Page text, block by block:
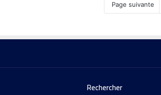
Page suivante
Rechercher